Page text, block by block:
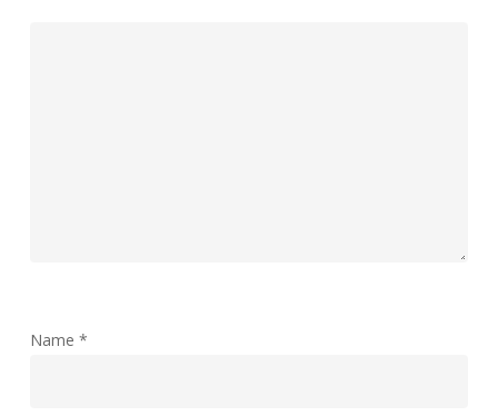
Name *